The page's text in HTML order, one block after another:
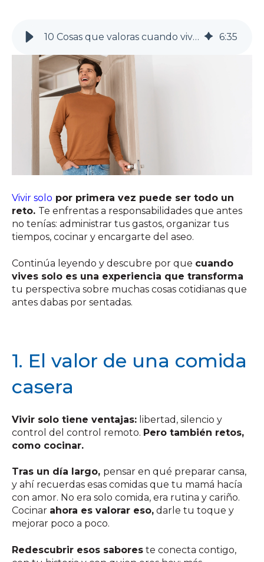
10 Cosas que valoras cuando vives solo (y mamá ya sabía) 6:35
Vivir solo por primera vez puede ser todo un
reto. Te enfrentas a responsabilidades que antes
no tenías: administrar tus gastos, organizar tus
tiempos, cocinar y encargarte del aseo.
Continúa leyendo y descubre por que cuando
vives solo es una experiencia que transforma
tu perspectiva sobre muchas cosas cotidianas que
antes dabas por sentadas.
1. El valor de una comida
casera
Vivir solo tiene ventajas: libertad, silencio y
control del control remoto. Pero también retos,
como cocinar.
Tras un día largo, pensar en qué preparar cansa,
y ahí recuerdas esas comidas que tu mamá hacía
con amor. No era solo comida, era rutina y cariño.
Cocinar ahora es valorar eso, darle tu toque y
mejorar poco a poco.
Redescubrir esos sabores te conecta contigo,